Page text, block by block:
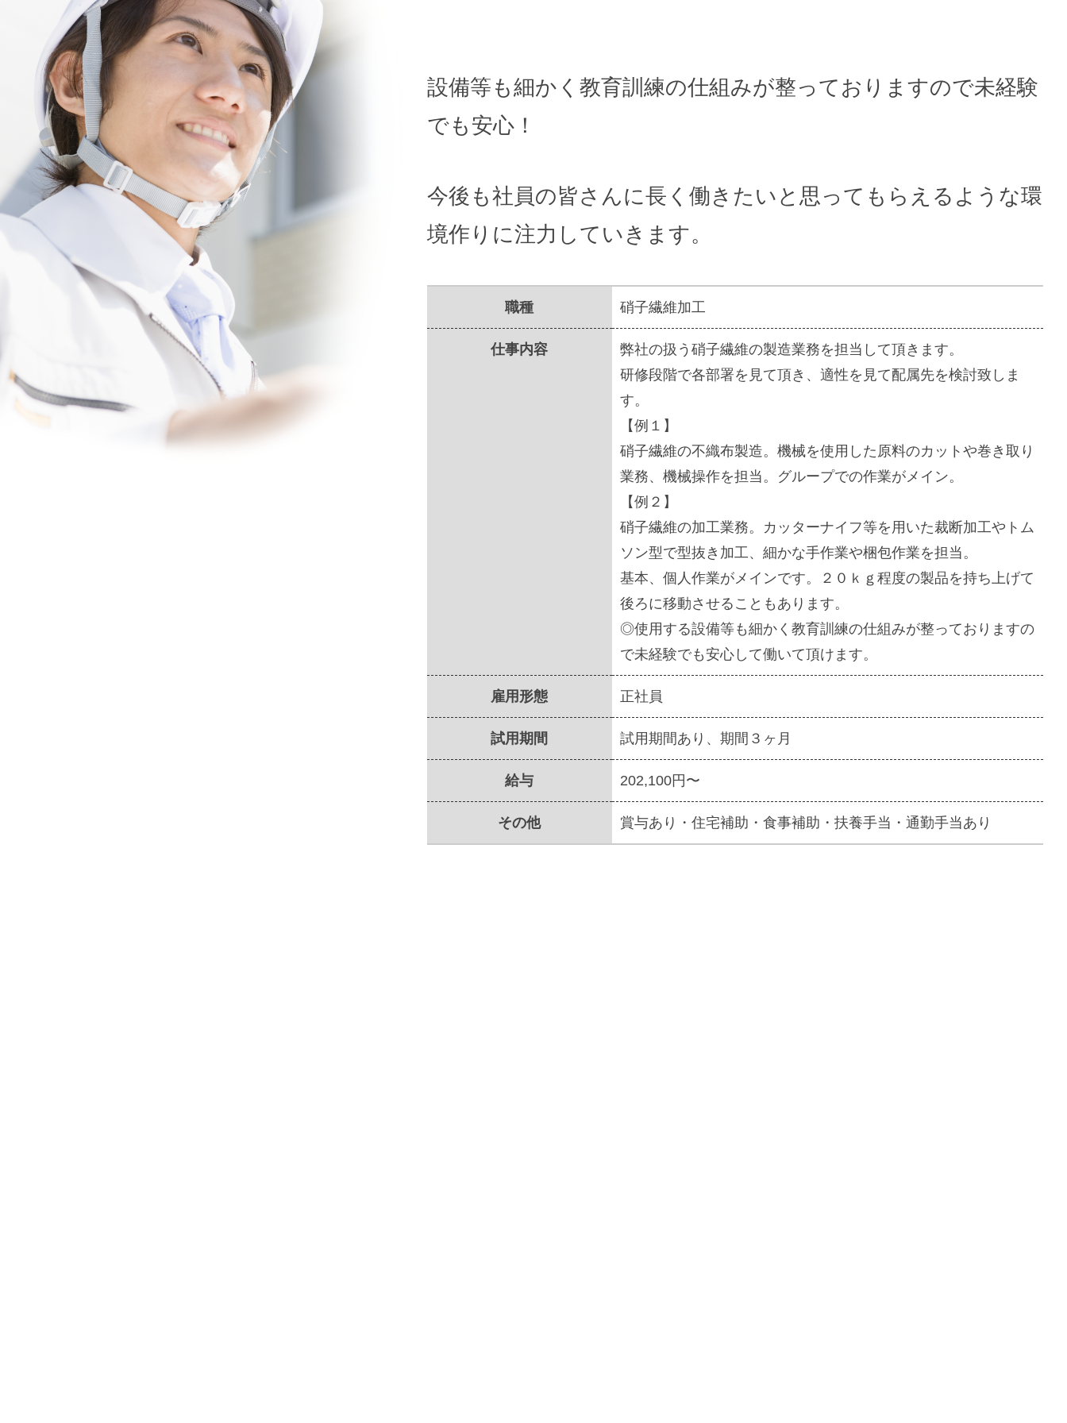
設備等も細かく教育訓練の仕組みが整っておりますので未経験
でも安心！
今後も社員の皆さんに長く働きたいと思ってもらえるような環
境作りに注力していきます。
職種 硝子繊維加工
仕事内容
弊社の扱う硝子繊維の製造業務を担当して頂きます。
研修段階で各部署を見て頂き、適性を見て配属先を検討致しま
す。
【例１】
硝子繊維の不織布製造。機械を使用した原料のカットや巻き取り
業務、機械操作を担当。グループでの作業がメイン。
【例２】
硝子繊維の加工業務。カッターナイフ等を用いた裁断加工やトム
ソン型で型抜き加工、細かな手作業や梱包作業を担当。
基本、個人作業がメインです。２０ｋｇ程度の製品を持ち上げて
後ろに移動させることもあります。
◎使用する設備等も細かく教育訓練の仕組みが整っておりますの
で未経験でも安心して働いて頂けます。
雇用形態 正社員
試用期間 試用期間あり、期間３ヶ月
給与 202,100円〜
その他 賞与あり・住宅補助・食事補助・扶養手当・通勤手当あり